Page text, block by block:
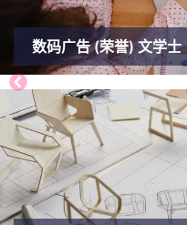
数码广告 (荣誉) 文学士